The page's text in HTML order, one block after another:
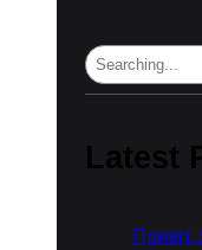
S
e
rLatest
Привіт,